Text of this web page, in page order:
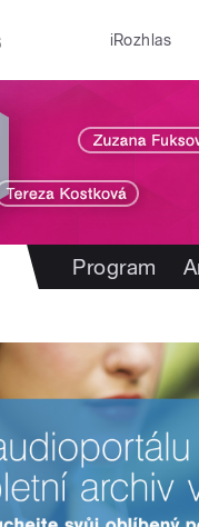
iRozhlas
Program